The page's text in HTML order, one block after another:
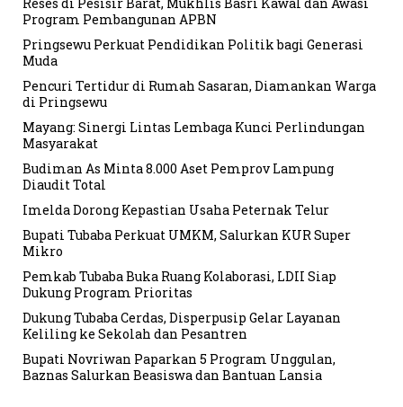
Reses di Pesisir Barat, Mukhlis Basri Kawal dan Awasi
Program Pembangunan APBN
Pringsewu Perkuat Pendidikan Politik bagi Generasi
Muda
Pencuri Tertidur di Rumah Sasaran, Diamankan Warga
di Pringsewu
Mayang: Sinergi Lintas Lembaga Kunci Perlindungan
Masyarakat
Budiman As Minta 8.000 Aset Pemprov Lampung
Diaudit Total
Imelda Dorong Kepastian Usaha Peternak Telur
Bupati Tubaba Perkuat UMKM, Salurkan KUR Super
Mikro
Pemkab Tubaba Buka Ruang Kolaborasi, LDII Siap
Dukung Program Prioritas
Dukung Tubaba Cerdas, Disperpusip Gelar Layanan
Keliling ke Sekolah dan Pesantren
Bupati Novriwan Paparkan 5 Program Unggulan,
Baznas Salurkan Beasiswa dan Bantuan Lansia